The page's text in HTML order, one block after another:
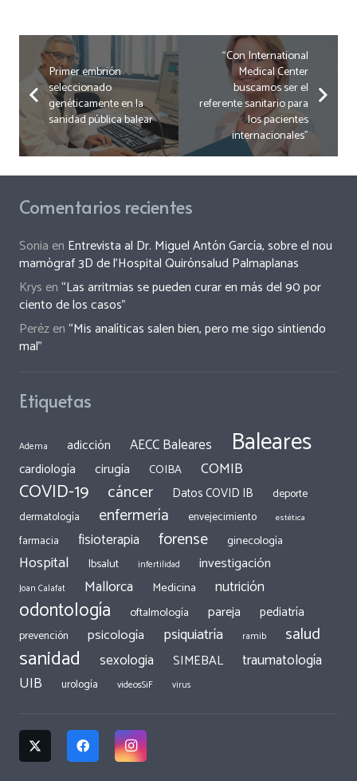
Primer embrión
seleccionado
genéticamente en la
sanidad pública balear
“Con International
Medical Center
buscamos ser el
referente sanitario para
los pacientes
internacionales”
Comentarios recientes
Sonia en Entrevista al Dr. Miguel Antón García, sobre el nou
mamògraf 3D de l’Hospital Quirónsalud Palmaplanas
Krys en“Las arritmias se pueden curar en más del 90 por
ciento de los casos”
Perézen“Mis analíticas salen bien, pero me sigo sintiendo
mal”
Etiquetas
Adema adicción AECC Baleares Baleares
cardiología cirugía COIBA COMIB
COVID-19 cáncer Datos COVID IB
deporte
dermatología
enfermería envejecimiento estética
farmacia fisioterapia forense ginecología
Hospital Ibsalut infertilidad investigación
Joan Calafat Mallorca Medicina nutrición
odontología oftalmología pareja pediatría
prevención psicología psiquiatría ramib salud
sanidad sexologia SIMEBAL traumatología
UIB urología videosSiF virus